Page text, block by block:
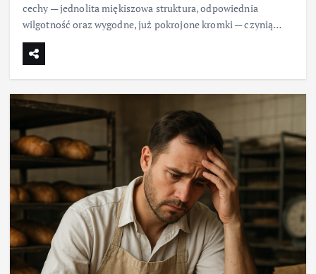
cechy — jednolita miękiszowa struktura, odpowiednia
wilgotność oraz wygodne, już pokrojone kromki — czynią…